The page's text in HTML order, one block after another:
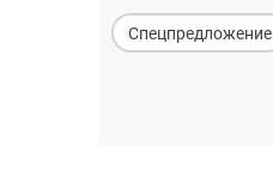
Спецпредложение